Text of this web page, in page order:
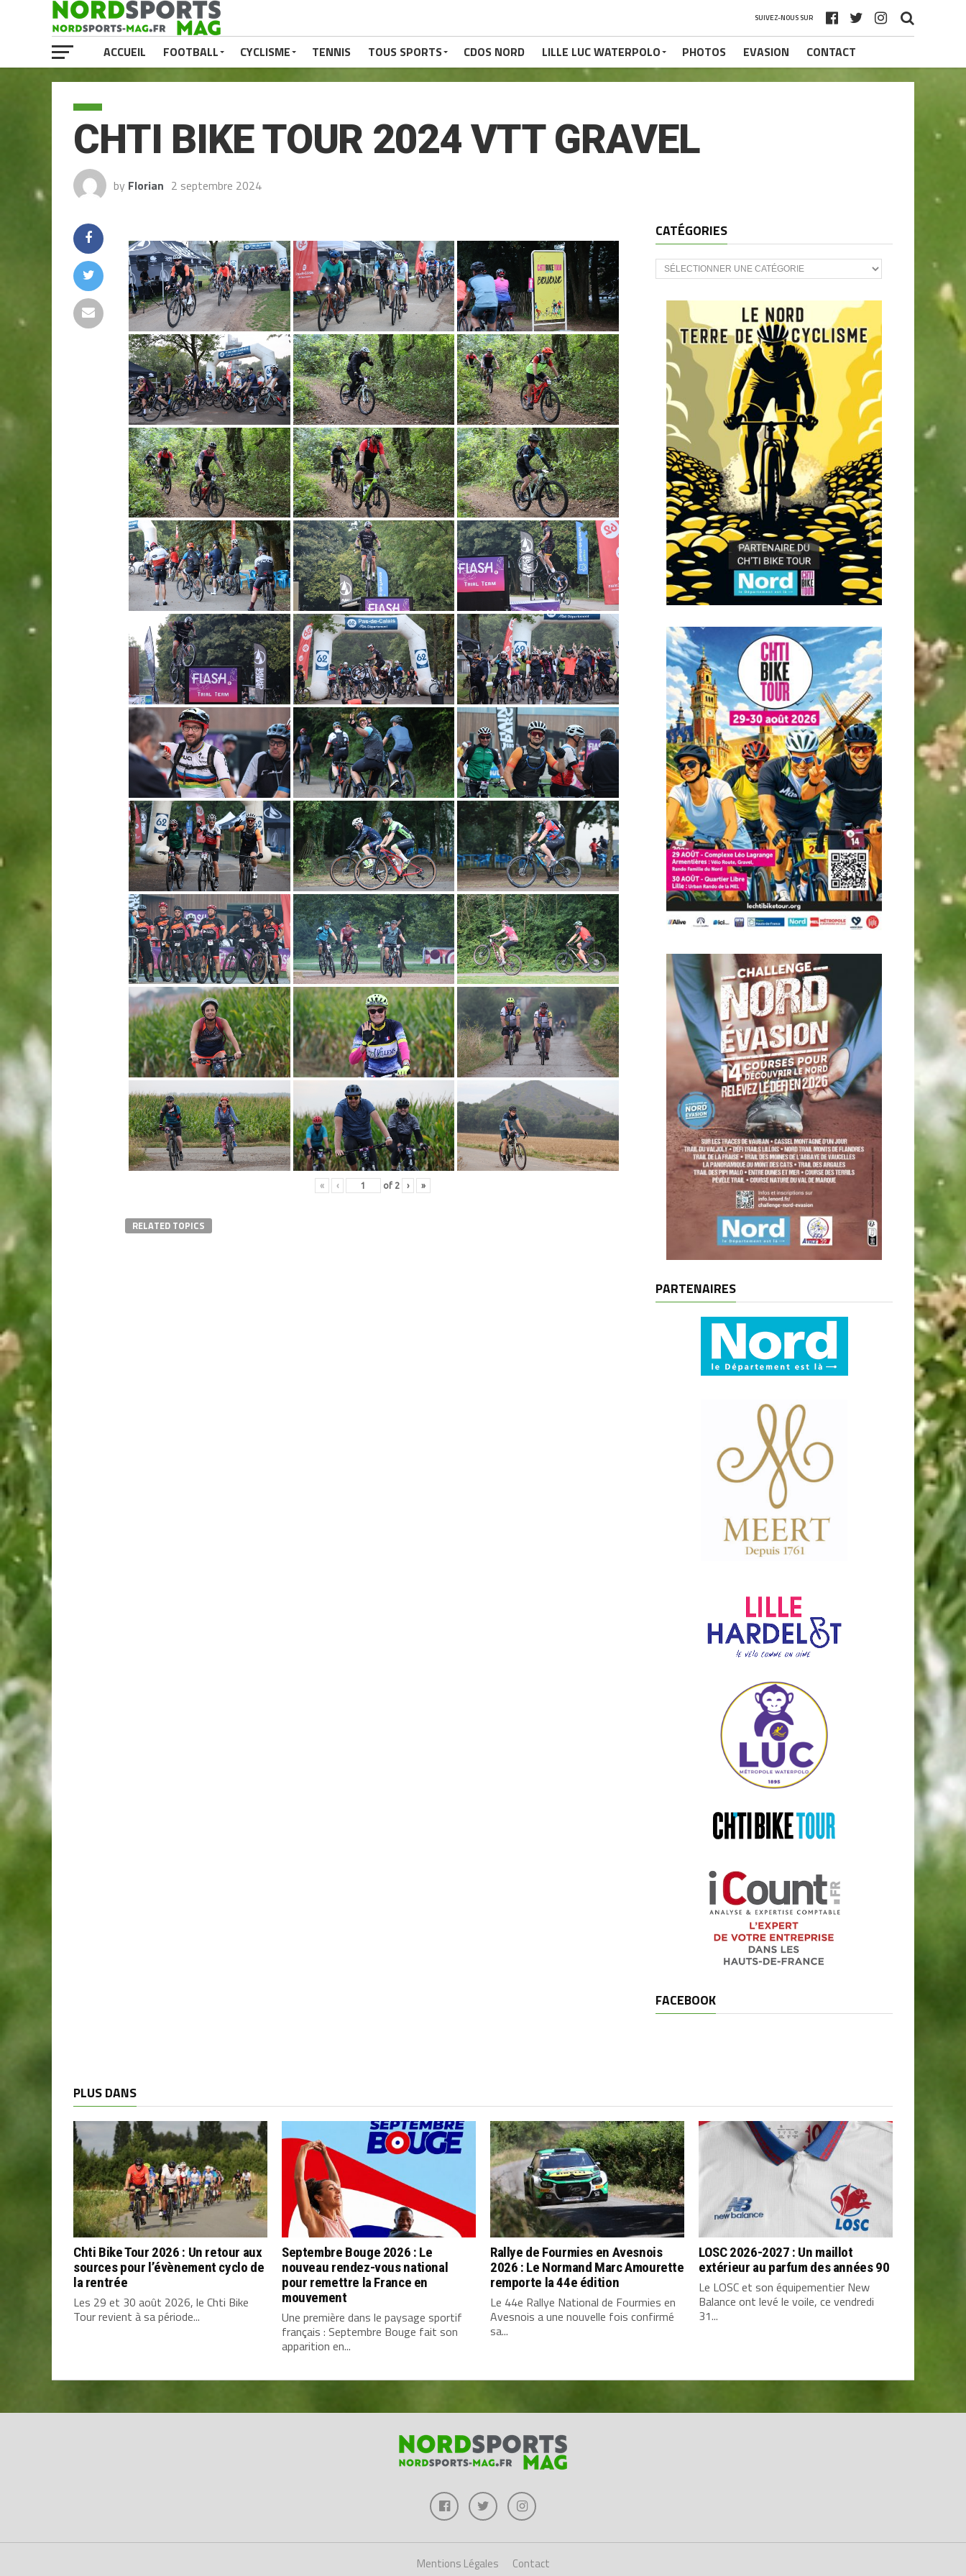
SUIVEZ-NOUS SUR
ACCUEIL FOOTBALL CYCLISME TENNIS TOUS SPORTS CDOS NORD LILLE LUC WATERPOLO PHOTOS EVASION CONTACT
CHTI BIKE TOUR 2024 VTT GRAVEL
by Florian 2 septembre 2024
« ‹ of 2 › »
RELATED TOPICS
CATÉGORIES
CATÉGORIES
PARTENAIRES
FACEBOOK
PLUS DANS
Chti Bike Tour 2026 : Un retour aux
sources pour l’évènement cyclo de
la rentrée
Les 29 et 30 août 2026, le Chti Bike
Tour revient à sa période...
Septembre Bouge 2026 : Le
nouveau rendez-vous national
pour remettre la France en
mouvement
Une première dans le paysage sportif
français : Septembre Bouge fait son
apparition en...
Rallye de Fourmies en Avesnois
2026 : Le Normand Marc Amourette
remporte la 44e édition
Le 44e Rallye National de Fourmies en
Avesnois a une nouvelle fois confirmé
sa...
LOSC 2026-2027 : Un maillot
extérieur au parfum des années 90
Le LOSC et son équipementier New
Balance ont levé le voile, ce vendredi
31...
Mentions Légales Contact